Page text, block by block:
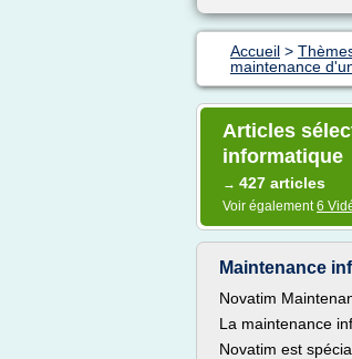
Accueil >
maintenance
Articles
informatique
→ 427 articles
Voir également6
Maintenance
Novatim
La maintenance
Novatim est